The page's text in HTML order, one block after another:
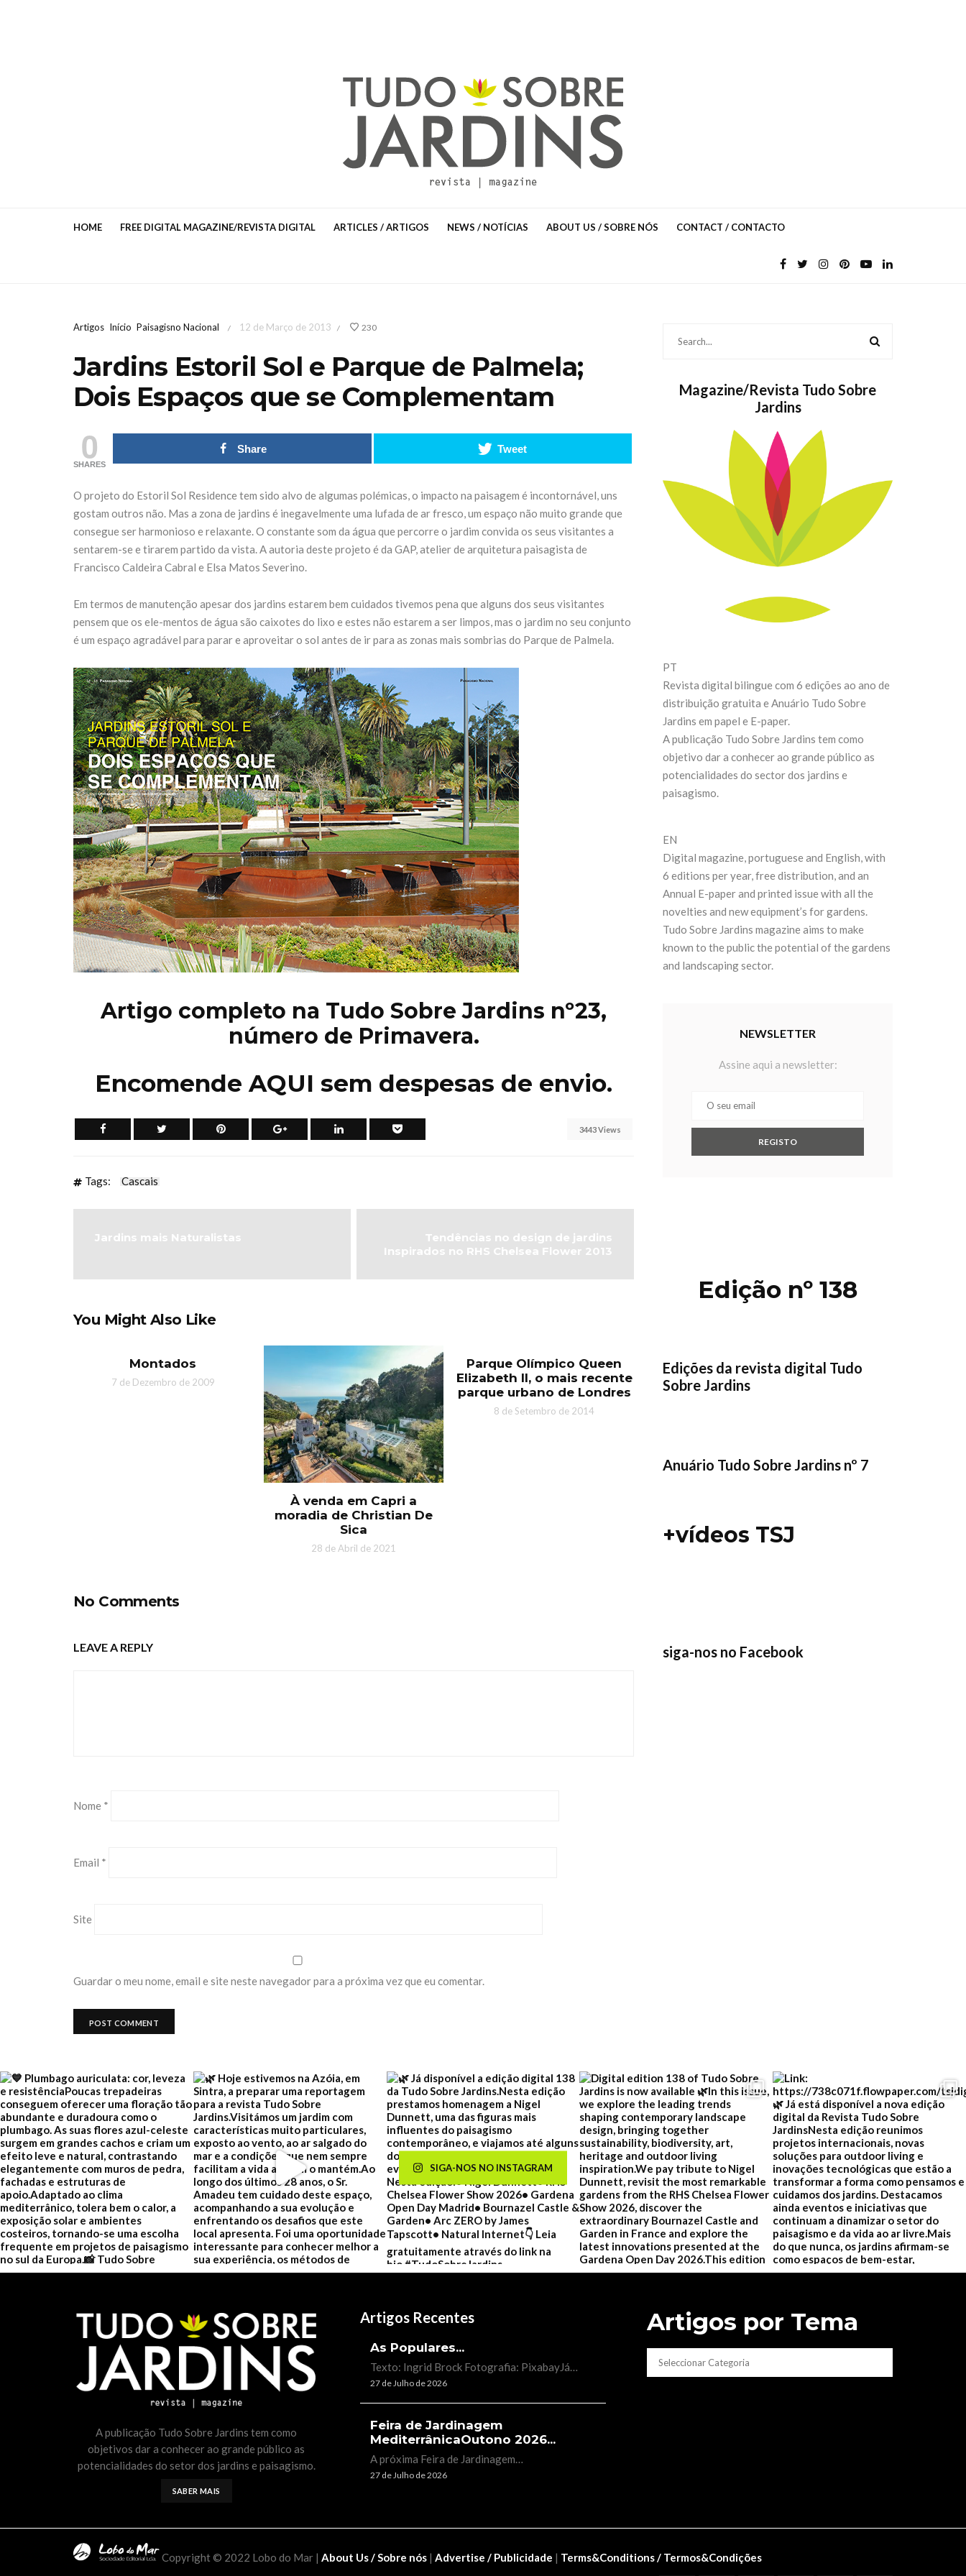
concurso de
paisagismo para
transformar o
Fórum Norte
21 de Julho de 2026
CONTINUE READING
STIHL
encerra 2025
acima dos 5,4
mil milhões e
acelera
transformação
para tecnologia
a bateria
27 de Maio de 2026
CONTINUE READING
Bolos também
são Jardins
As Populares
CONTINUE READING
HOME FREE DIGITAL MAGAZINE/REVISTA DIGITAL ARTICLES / ARTIGOS NEWS / NOTÍCIAS ABOUT US / SOBRE NÓS CONTACT / CONTACTO
Artigos Início Paisagisno Nacional / 12 de Março de 2013 / 230
Jardins Estoril Sol e Parque de Palmela;
Dois Espaços que se Complementam
0
SHARES
Share Tweet
O projeto do Estoril Sol Residence tem sido alvo de algumas polémicas, o impacto na paisagem é incontornável, uns
gostam outros não. Mas a zona de jardins é inegavelmente uma lufada de ar fresco, um espaço não muito grande que
consegue ser harmonioso e relaxante. O constante som da água que percorre o jardim convida os seus visitantes a
sentarem-se e tirarem partido da vista. A autoria deste projeto é da GAP, atelier de arquitetura paisagista de
Francisco Caldeira Cabral e Elsa Matos Severino.
Em termos de manutenção apesar dos jardins estarem bem cuidados tivemos pena que alguns dos seus visitantes
pensem que os ele-mentos de água são caixotes do lixo e estes não estarem a ser limpos, mas o jardim no seu conjunto
é um espaço agradável para parar e aproveitar o sol antes de ir para as zonas mais sombrias do Parque de Palmela.
Artigo completo na Tudo Sobre Jardins nº23,
número de Primavera.
EncomendeAQUI sem despesas de envio.
3443 Views
Tags: Cascais
Jardins mais Naturalistas
Tendências no design de jardins
Inspirados no RHS Chelsea Flower 2013
You Might Also Like
Montados
7 de Dezembro de 2009
À venda em Capri a
moradia de Christian De
Sica
28 de Abril de 2021
Parque Olímpico Queen
Elizabeth II, o mais recente
parque urbano de Londres
8 de Setembro de 2014
No Comments
LEAVE A REPLY
Nome *
Email *
Site
Guardar o meu nome, email e site neste navegador para a próxima vez que eu comentar.
Magazine/Revista Tudo Sobre
Jardins
PT
Revista digital bilingue com 6 edições ao ano de
distribuição gratuita e Anuário Tudo Sobre
Jardins em papel e E-paper.
A publicação Tudo Sobre Jardins tem como
objetivo dar a conhecer ao grande público as
potencialidades do sector dos jardins e
paisagismo.
EN
Digital magazine, portuguese and English, with
6 editions per year, free distribution, and an
Annual E-paper and printed issue with all the
novelties and new equipment’s for gardens.
Tudo Sobre Jardins magazine aims to make
known to the public the potential of the gardens
and landscaping sector.
NEWSLETTER
Assine aqui a newsletter:
Edição nº 138
Edições da revista digital Tudo
Sobre Jardins
Anuário Tudo Sobre Jardins nº 7
+vídeos TSJ
siga-nos no Facebook
SIGA-NOS NO INSTAGRAM
A publicação Tudo Sobre Jardins tem como
objetivos dar a conhecer ao grande público as
potencialidades do setor dos jardins e paisagismo.
SABER MAIS
Artigos Recentes
As Populares...
Texto: Ingrid Brock Fotografia: PixabayJá…
27 de Julho de 2026
Feira de Jardinagem
MediterrânicaOutono 2026...
A próxima Feira de Jardinagem…
27 de Julho de 2026
Artigos por Tema
CATEGORIAS
Copyright © 2022 Lobo do Mar | About Us / Sobre nós | Advertise / Publicidade | Terms&Conditions / Termos&Condições